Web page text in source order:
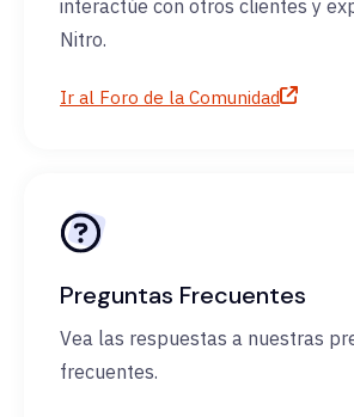
interactúe con otros clientes y
Nitro.
Ir al Foro de la Comunidad
Preguntas Frecuentes
Vea las respuestas a nuestras
frecuentes.